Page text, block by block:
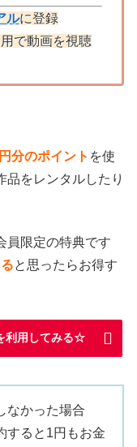
ルに登録
で動画を視聴
分のポイント を使
品をレンタルしたり
員限定の特典です
と思ったらお得す
利用してみる☆
なかった場合
すると1円もお金